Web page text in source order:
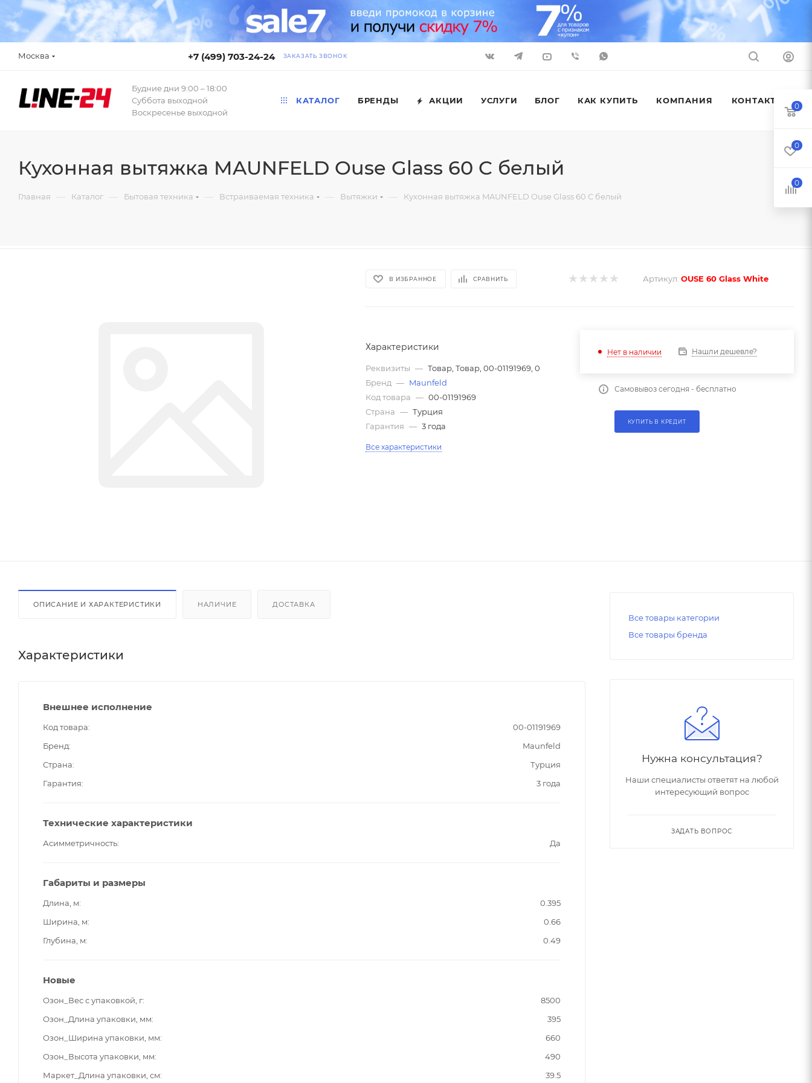
Москва +7 (499) 703-24-24 ЗАКАЗАТЬ ЗВОНОК
Будние дни 9:00 – 18:00
Суббота выходной
Воскресенье выходной
КАТАЛОГ БРЕНДЫ АКЦИИ УСЛУГИ БЛОГ КАК КУПИТЬ КОМПАНИЯ КОНТАКТЫ
Кухонная вытяжка MAUNFELD Ouse Glass 60 C белый
Главная — Каталог — Бытовая техника — Встраиваемая техника — Вытяжки — Кухонная вытяжка MAUNFELD Ouse Glass 60 C белый
В ИЗБРАННОЕ СРАВНИТЬ Артикул: OUSE 60 Glass White
Характеристики
Реквизиты — Товар, Товар, 00-01191969, 0
Бренд — Maunfeld
Код товара — 00-01191969
Страна — Турция
Гарантия — 3 года
Все характеристики
Нет в наличии Нашли дешевле?
Самовывоз сегодня - бесплатно
КУПИТЬ В КРЕДИТ
ОПИСАНИЕ И ХАРАКТЕРИСТИКИ НАЛИЧИЕ ДОСТАВКА
Характеристики
Внешнее исполнение
Код товара
00-01191969
Бренд
Maunfeld
Страна
Турция
Гарантия
3 года
Технические характеристики
Асимметричность Да
Габариты и размеры
Длина, м
0.395
Ширина, м
0.66
Глубина, м
0.49
Новые
Озон_Вес с упаковкой, г
8500
Озон_Длина упаковки, мм
395
Озон_Ширина упаковки, мм
660
Озон_Высота упаковки, мм
490
Маркет_Длина упаковки, см
39.5
Все товары категории
Все товары бренда
Нужна консультация?
Наши специалисты ответят на любой
интересующий вопрос
ЗАДАТЬ ВОПРОС
0
0
0